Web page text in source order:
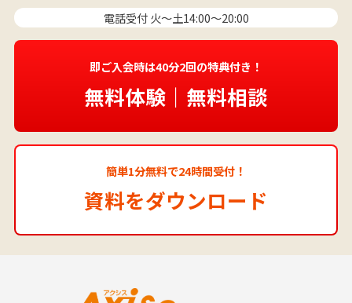
電話受付 火〜土14:00～20:00
即ご入会時は40分2回の特典付き！
無料体験｜無料相談
簡単1分無料で24時間受付！
資料をダウンロード